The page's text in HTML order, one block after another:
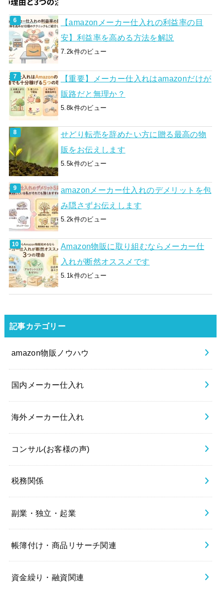
【amazonメーカー仕入れの利益率の目
安】利益率を高める方法を解説
7.2k件のビュー
【重要】メーカー仕入れはamazonだけが
販路だと無理か？
5.8k件のビュー
せどり転売を辞めたい方に贈る最高の物
販をお伝えします
5.5k件のビュー
amazonメーカー仕入れのデメリットを包
み隠さずお伝えします
5.2k件のビュー
Amazon物販に取り組むならメーカー仕
入れが断然オススメです
5.1k件のビュー
記事カテゴリー
amazon物販ノウハウ
国内メーカー仕入れ
海外メーカー仕入れ
コンサル(お客様の声)
税務関係
副業・独立・起業
帳簿付け・商品リサーチ関連
資金繰り・融資関連